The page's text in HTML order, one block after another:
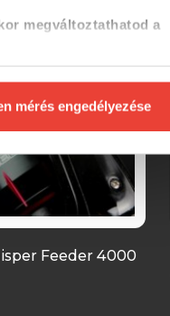
megváltoztathatod a
mérés engedélyezése
Feeder 4000